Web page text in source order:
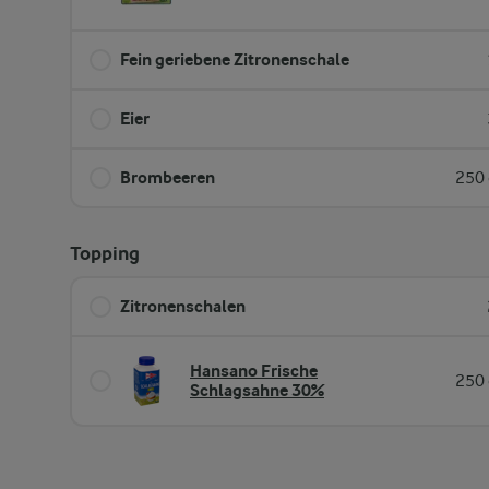
Fein geriebene Zitronenschale
Eier
Brombeeren 250
Topping
Zitronenschalen
Hansano Frische
Schlagsahne 30%
250